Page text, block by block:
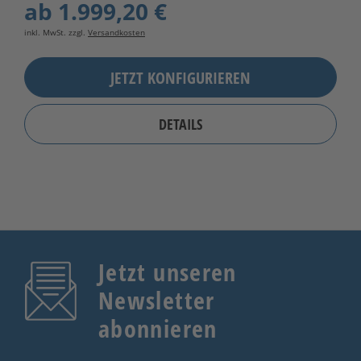
ab 1.999,20 €
inkl. MwSt. zzgl. Versandkosten
JETZT KONFIGURIEREN
DETAILS
Jetzt unseren
Newsletter
abonnieren